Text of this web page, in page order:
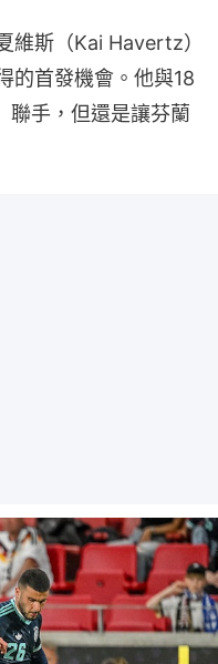
維斯（Kai Havertz）
的首發機會。他與18
手，但還是讓芬蘭